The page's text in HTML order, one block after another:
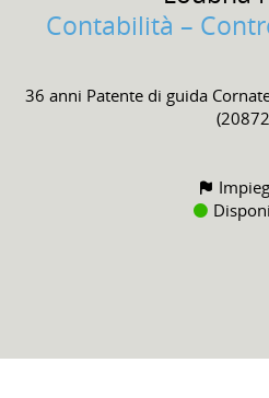
Contabilità –
36 anni Patente di guida